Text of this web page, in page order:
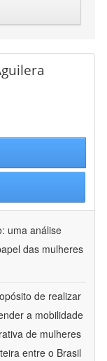
uma análise
das mulheres
de realizar
a mobilidade
de mulheres
entre o Brasil